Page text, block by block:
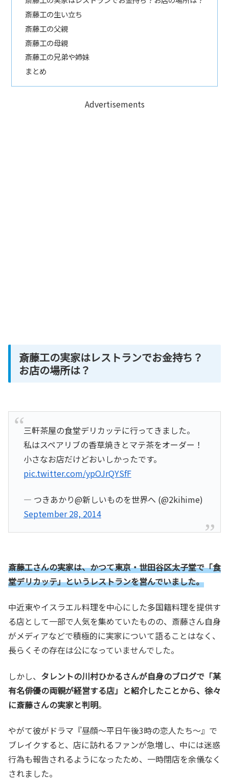
斎藤工の生い立ち
斎藤工の父親
斎藤工の母親
斎藤工の兄弟や姉妹
まとめ
Advertisements
斎藤工の実家はレストランでお金持ち？
お店の場所は？
三軒茶屋の食堂デリカッテに行ってきました。
私はスペアリブの香草焼きとマテ茶をオーダー！
小さなお店だけどおいしかったです。
pic.twitter.com/ypOJrQYSfF
— つきあかり@新しいものを世界へ (@2kihime)
September 28, 2014
斎藤工さんの実家は、かつて東京・世田谷区太子堂で「食
堂デリカッテ」というレストランを営んでいました。
中近東やイスラエル料理を中心にした多国籍料理を提供す
る店として一部で人気を集めていたものの、斎藤さん自身
がメディアなどで積極的に実家について語ることはなく、
長らくその存在は公になっていませんでした。
しかし、 タレントの川村ひかるさんが自身のブログで「某
有名俳優の両親が経営する店」と紹介したことから、徐々
に斎藤さんの実家と判明。
やがて彼がドラマ『昼顔〜平日午後3時の恋人たち〜』で
ブレイクすると、店に訪れるファンが急増し、中には迷惑
行為も報告されるようになったため、一時閉店を余儀なく
されました。